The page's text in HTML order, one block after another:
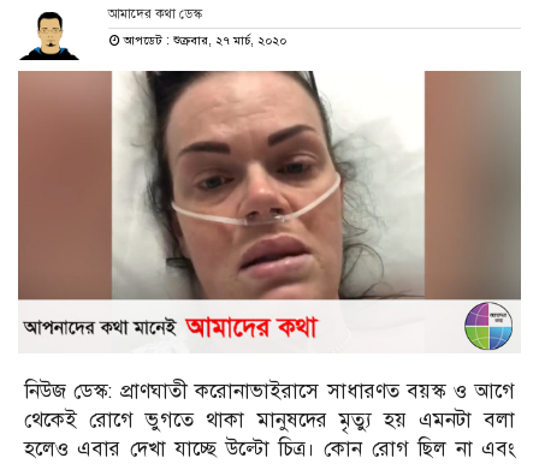
আমাদের কথা ডেস্ক
আপডেট : শুক্রবার, ২৭ মার্চ, ২০২০
নিউজ ডেস্ক: প্রাণঘাতী করোনাভাইরাসে সাধারণত বয়স্ক ও আগে
থেকেই রোগে ভুগতে থাকা মানুষদের মৃত্যু হয় এমনটা বলা
হলেও এবার দেখা যাচ্ছে উল্টো চিত্র। কোন রোগ ছিল না এবং